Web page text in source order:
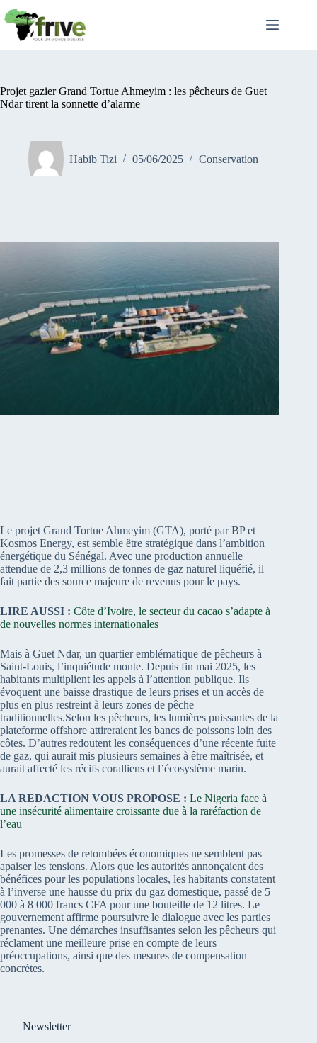
au
contenu
Projet gazier Grand Tortue Ahmeyim : les pêcheurs de Guet
Ndar tirent la sonnette d’alarme
Habib Tizi 05/06/2025 Conservation
Le projet Grand Tortue Ahmeyim (GTA), porté par BP et
Kosmos Energy, est semble être stratégique dans l’ambition
énergétique du Sénégal. Avec une production annuelle
attendue de 2,3 millions de tonnes de gaz naturel liquéfié, il
fait partie des source majeure de revenus pour le pays.
LIRE AUSSI : Côte d’Ivoire, le secteur du cacao s’adapte à
de nouvelles normes internationales
Mais à Guet Ndar, un quartier emblématique de pêcheurs à
Saint-Louis, l’inquiétude monte. Depuis fin mai 2025, les
habitants multiplient les appels à l’attention publique. Ils
évoquent une baisse drastique de leurs prises et un accès de
plus en plus restreint à leurs zones de pêche
traditionnelles.Selon les pêcheurs, les lumières puissantes de la
plateforme offshore attireraient les bancs de poissons loin des
côtes. D’autres redoutent les conséquences d’une récente fuite
de gaz, qui aurait mis plusieurs semaines à être maîtrisée, et
aurait affecté les récifs coralliens et l’écosystème marin.
LA REDACTION VOUS PROPOSE : Le Nigeria face à
une insécurité alimentaire croissante due à la raréfaction de
l’eau
Les promesses de retombées économiques ne semblent pas
apaiser les tensions. Alors que les autorités annonçaient des
bénéfices pour les populations locales, les habitants constatent
à l’inverse une hausse du prix du gaz domestique, passé de 5
000 à 8 000 francs CFA pour une bouteille de 12 litres. Le
gouvernement affirme poursuivre le dialogue avec les parties
prenantes. Une démarches insuffisantes selon les pêcheurs qui
réclament une meilleure prise en compte de leurs
préoccupations, ainsi que des mesures de compensation
concrètes.
Newsletter